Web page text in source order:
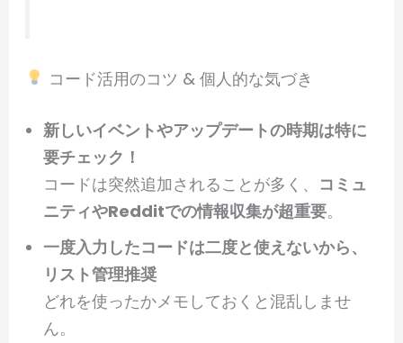
コード活用のコツ & 個人的な気づき
新しいイベントやアップデートの時期は特に
要チェック！
コードは突然追加されることが多く、 コミュ
ニティやRedditでの情報収集が超重要。
一度入力したコードは二度と使えないから、
リスト管理推奨
どれを使ったかメモしておくと混乱しませ
ん。